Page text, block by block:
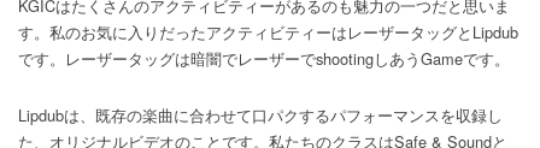
KGICはたくさんのアクティビティーがあるのも魅力の一つだと思いま
す。私のお気に入りだったアクティビティーはレーザータッグとLipdub
です。レーザータッグは暗闇でレーザーでshootingしあうGameです。
Lipdubは、既存の楽曲に合わせて口パクするパフォーマンスを収録し
た、オリジナルビデオのことです。私たちのクラスはSafe & Soundと